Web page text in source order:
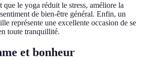
que le yoga réduit le stress, améliore la
de bien-être général. Enfin, un
représente une excellente occasion de se
toute tranquillité.
et bonheur